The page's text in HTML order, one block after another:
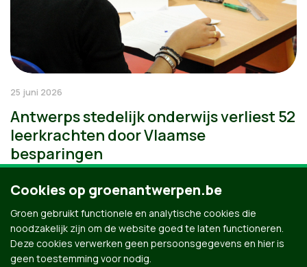
25 juni 2026
Antwerps stedelijk onderwijs verliest 52
leerkrachten door Vlaamse
besparingen
Cookies op groenantwerpen.be
Groen gebruikt functionele en analytische cookies die
noodzakelijk zijn om de website goed te laten functioneren.
Deze cookies verwerken geen persoonsgegevens en hier is
geen toestemming voor nodig.